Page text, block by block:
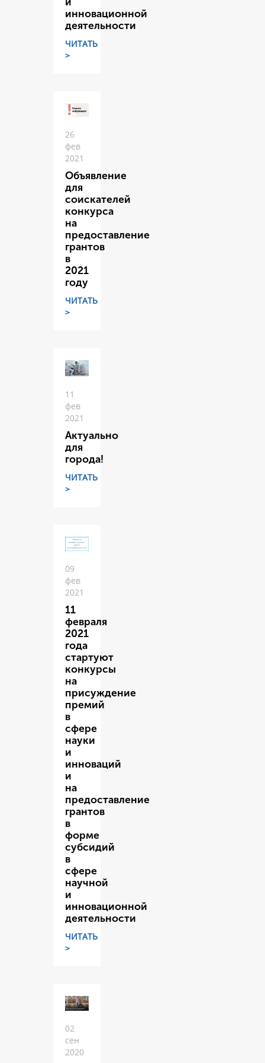
инновационной
деятельности
ЧИТАТЬ
>
26
фев
2021
Объявление
для
соискателей
конкурса
на
предоставление
грантов
в
2021
году
ЧИТАТЬ
>
11
фев
2021
Актуально
для
города!
ЧИТАТЬ
>
09
фев
2021
11
февраля
2021
года
стартуют
конкурсы
на
присуждение
премий
в
сфере
науки
и
инноваций
и
на
предоставление
грантов
в
форме
субсидий
в
сфере
научной
и
инновационной
деятельности
ЧИТАТЬ
>
02
сен
2020